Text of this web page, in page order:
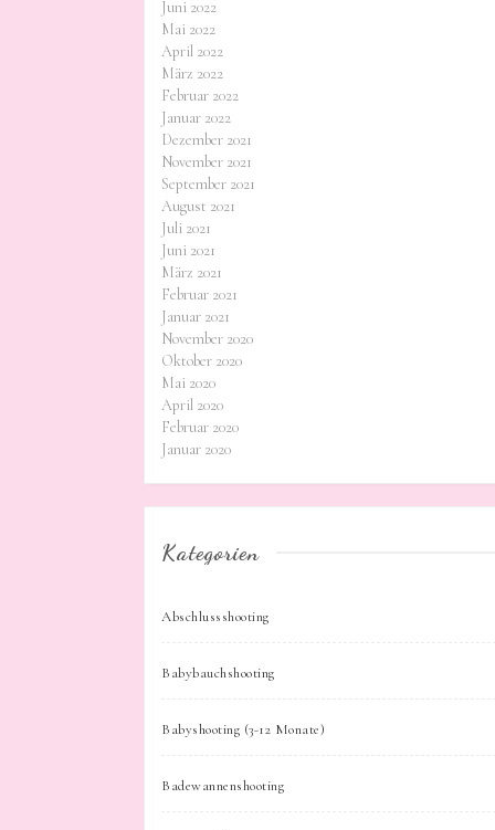
Juni 2022
Mai 2022
April 2022
März 2022
Februar 2022
Januar 2022
Dezember 2021
November 2021
September 2021
August 2021
Juli 2021
Juni 2021
März 2021
Februar 2021
Januar 2021
November 2020
Oktober 2020
Mai 2020
April 2020
Februar 2020
Januar 2020
Kategorien
Abschlussshooting
Babybauchshooting
Babyshooting (3-12 Monate)
Badewannenshooting